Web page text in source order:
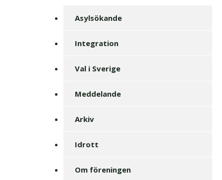
Asylsökande
Integration
Val i Sverige
Meddelande
Arkiv
Idrott
Om föreningen